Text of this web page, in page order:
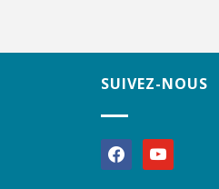
SUIVEZ-NOUS
facebookyoutube